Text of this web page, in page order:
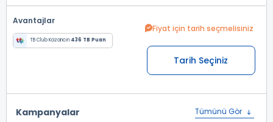
Avantajlar
TB Club Kazancın 436 TB Puan
Fiyat için tarih seçmelisiniz
Tarih Seçiniz
Kampanyalar Tümünü Gör